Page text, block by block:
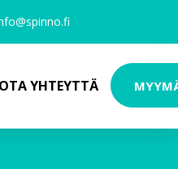
OTA YHTEYTTÄ